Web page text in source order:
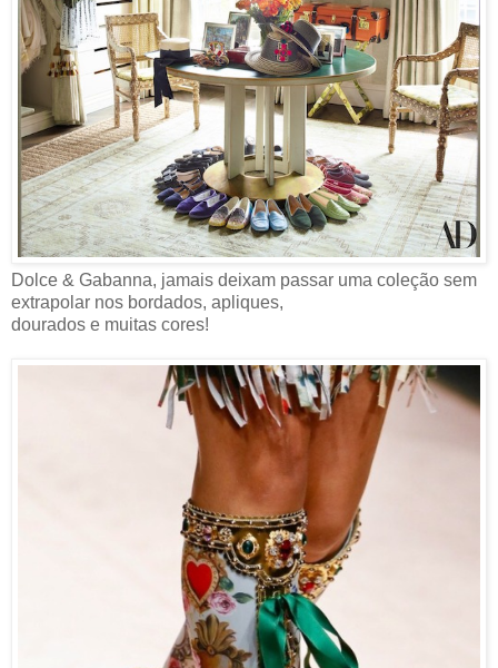
Dolce & Gabanna, jamais deixam passar uma coleção sem
extrapolar nos bordados, apliques,
dourados e muitas cores!